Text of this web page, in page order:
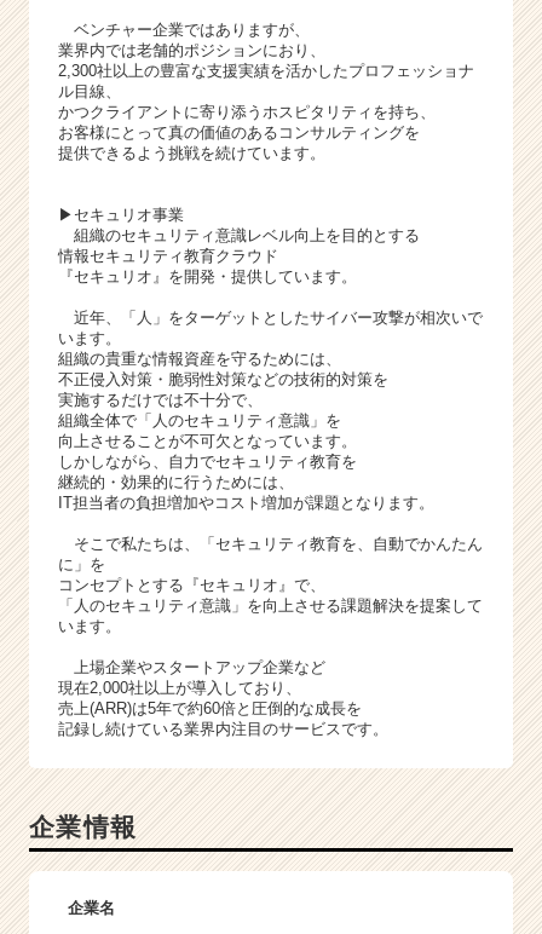
ベンチャー企業ではありますが、
業界内では老舗的ポジションにおり、
2,300社以上の豊富な支援実績を活かしたプロフェッショナ
ル目線、
かつクライアントに寄り添うホスピタリティを持ち、
お客様にとって真の価値のあるコンサルティングを
提供できるよう挑戦を続けています。
▶セキュリオ事業
組織のセキュリティ意識レベル向上を目的とする
情報セキュリティ教育クラウド
『セキュリオ』を開発・提供しています。
近年、「人」をターゲットとしたサイバー攻撃が相次いで
います。
組織の貴重な情報資産を守るためには、
不正侵入対策・脆弱性対策などの技術的対策を
実施するだけでは不十分で、
組織全体で「人のセキュリティ意識」を
向上させることが不可欠となっています。
しかしながら、自力でセキュリティ教育を
継続的・効果的に行うためには、
IT担当者の負担増加やコスト増加が課題となります。
そこで私たちは、「セキュリティ教育を、自動でかんたん
に」を
コンセプトとする『セキュリオ』で、
「人のセキュリティ意識」を向上させる課題解決を提案して
います。
上場企業やスタートアップ企業など
現在2,000社以上が導入しており、
売上(ARR)は5年で約60倍と圧倒的な成長を
記録し続けている業界内注目のサービスです。
企業情報
企業名